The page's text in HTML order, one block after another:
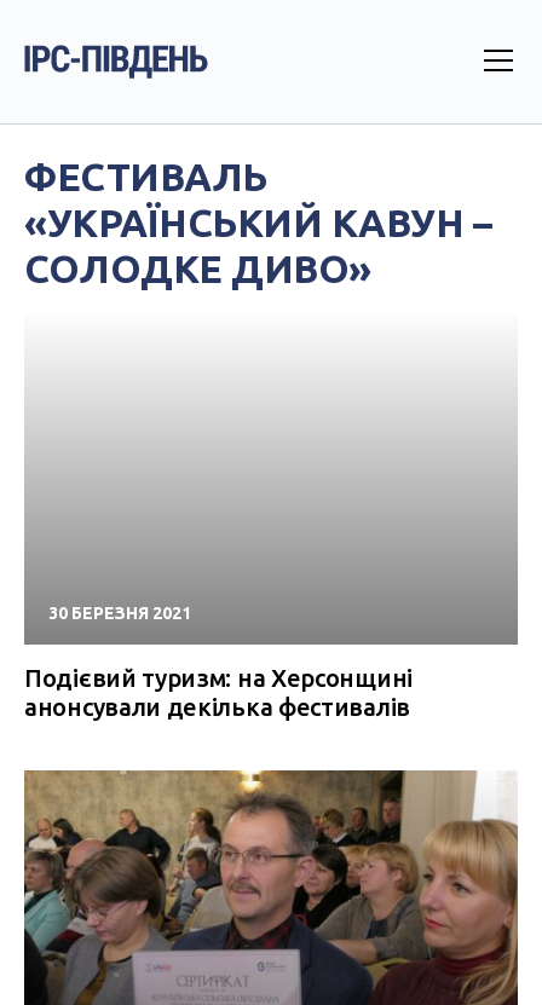
ФЕСТИВАЛЬ
«УКРАЇНСЬКИЙ КАВУН –
СОЛОДКЕ ДИВО»
30 БЕРЕЗНЯ 2021
Подієвий туризм: на Херсонщині
анонсували декілька фестивалів